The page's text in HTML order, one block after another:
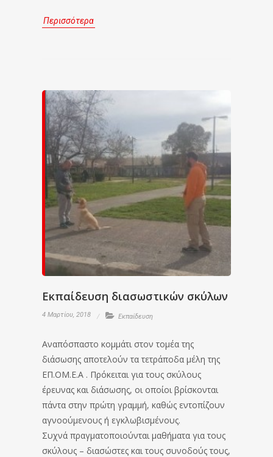
Περισσότερα
Εκπαίδευση διασωστικών σκύλων
4 Μαρτίου, 2018 Εκπαίδευση
Αναπόσπαστο κομμάτι στον τομέα της
διάσωσης αποτελούν τα τετράποδα μέλη της
ΕΠ.ΟΜ.Ε.Α . Πρόκειται για τους σκύλους
έρευνας και διάσωσης, οι οποίοι βρίσκονται
πάντα στην πρώτη γραμμή, καθώς εντοπίζουν
αγνοούμενους ή εγκλωβισμένους.
Συχνά πραγματοποιούνται μαθήματα για τους
σκύλους – διασώστες και τους συνοδούς τους,